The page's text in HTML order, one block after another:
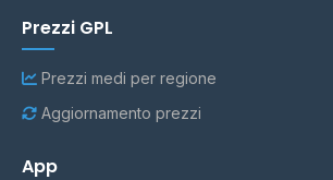
Prezzi GPL
Prezzi medi per regione
Aggiornamento prezzi
App